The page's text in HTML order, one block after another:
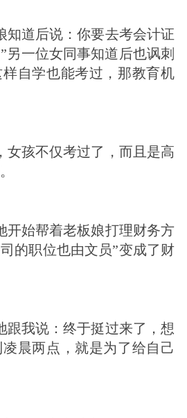
道后说：你要去考会计证
另一位女同事知道后也讽刺
自学也能考过，那教育机
孩不仅考过了，而且是高
始帮着老板娘打理财务方
的职位也由文员”变成了财
我说：终于挺过来了，想
晨两点，就是为了给自己